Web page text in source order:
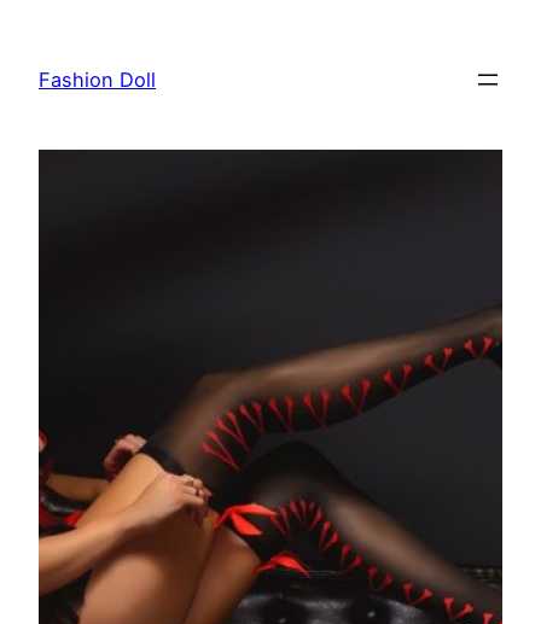
treściFashion Doll